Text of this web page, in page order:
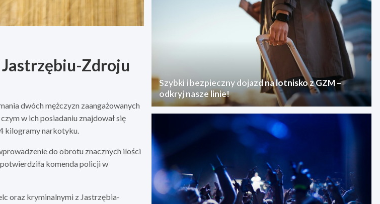
Zdroju
dwóch mężczyzn zaangażowanych
w ich posiadaniu znajdował się
kilogramy narkotyku.
do obrotu znacznych ilości
komenda policji w
oraz kryminalnymi z Jastrzębia-
Szybki i bezpieczny dojazd na lotnisko z GZM –
odkryj nasze linie!